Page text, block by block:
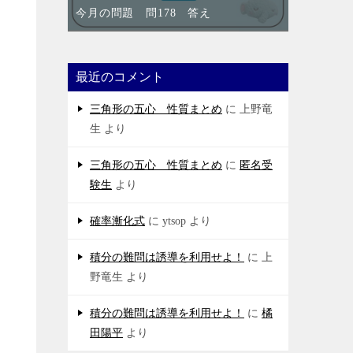
今月の問題 問178 答え
最近のコメント
三角形の五心 性質まとめ に 上野竜
生 より
三角形の五心 性質まとめ に 匿名受
験生 より
確率漸化式 に ytsop より
積分の難問は誘導を利用せよ！ に 上
野竜生 より
積分の難問は誘導を利用せよ！ に 橘
田陽平 より